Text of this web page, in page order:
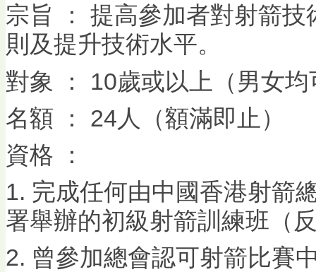
宗旨 ： 提高參加者對射箭
則及提升技術水平。
對象 ： 10歲或以上（男女均
名額 ： 24人（額滿即止）
資格 ：
1. 完成任何由中國香港射箭
署舉辦的初級射箭訓練班（
2. 曾參加總會認可射箭比賽